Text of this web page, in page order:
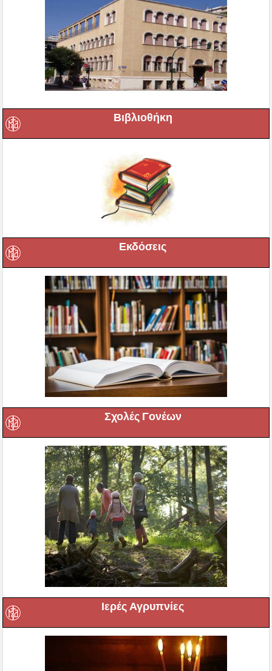
Βιβλιοθήκη
Εκδόσεις
Σχολές Γονέων
Ιερές Αγρυπνίες